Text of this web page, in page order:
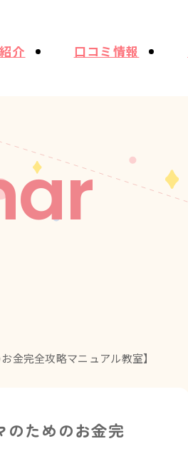
介 口コミ情報
金完全攻略マニュアル教室】
のためのお金完